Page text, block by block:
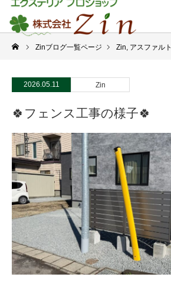
Zinブログ一覧ページ Zin, アスファルト
2026.05.11 Zin
🍀フェンス工事の様子🍀